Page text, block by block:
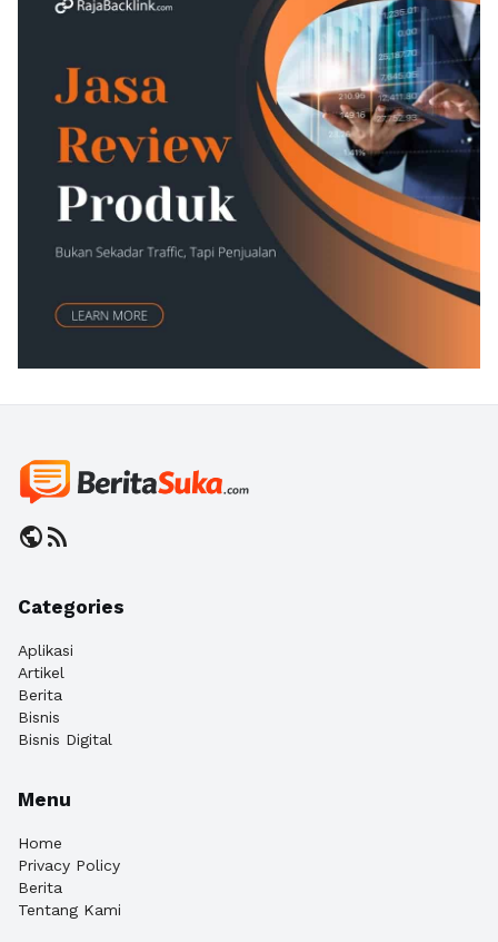
publicrss_feed
Categories
Aplikasi
Artikel
Berita
Bisnis
Bisnis Digital
Menu
Home
Privacy Policy
Berita
Tentang Kami